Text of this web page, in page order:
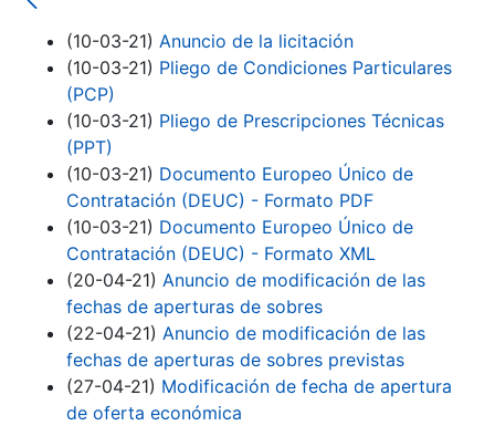
Erakutsi/Ezkutatu
(10-03-21) Anuncio de la licitación
(10-03-21) Pliego de Condiciones Particulares
(PCP)
(10-03-21) Pliego de Prescripciones Técnicas
(PPT)
(10-03-21) Documento Europeo Único de
Contratación (DEUC) - Formato PDF
(10-03-21) Documento Europeo Único de
Contratación (DEUC) - Formato XML
(20-04-21) Anuncio de modificación de las
fechas de aperturas de sobres
(22-04-21) Anuncio de modificación de las
fechas de aperturas de sobres previstas
(27-04-21) Modificación de fecha de apertura
de oferta económica